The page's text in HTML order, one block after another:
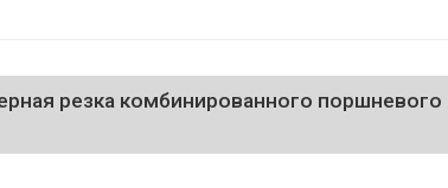
резка комбинированного